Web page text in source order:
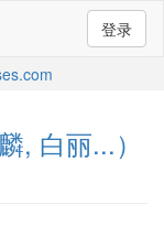
登录
, 白丽...）